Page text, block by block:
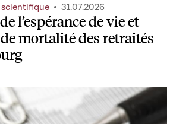
l’espérance de vie et
mortalité des retraités
31.07.2026